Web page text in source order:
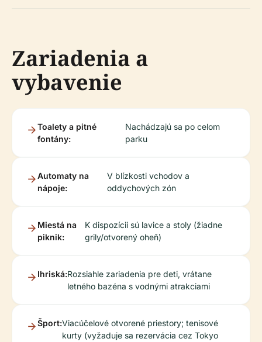
Zariadenia a
vybavenie
Toalety a pitné
fontány:
Nachádzajú sa po celom
parku
Automaty na
nápoje:
V blízkosti vchodov a
oddychových zón
Miestá na
piknik:
K dispozícii sú lavice a stoly (žiadne
grily/otvorený oheň)
Ihriská:Rozsiahle zariadenia pre deti, vrátane
letného bazéna s vodnými atrakciami
Šport:Viacúčelové otvorené priestory; tenisové
kurty (vyžaduje sa rezervácia cez Tokyo